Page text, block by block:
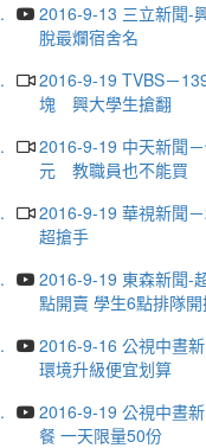
2016-9-13 三立新聞-
脫最爛宿舍名
2016-9-19 TVBS－
塊 興大學生搶翻
2016-9-19 中天新聞
元 教職員也不能買
2016-9-19 華視新聞
超搶手
2016-9-19 東森新聞-
點開賣 學生6點排隊
2016-9-16 公視中晝
環境升級便宜划算
2016-9-19 公視中晝
餐 一天限量50份